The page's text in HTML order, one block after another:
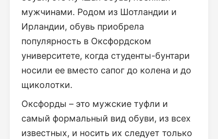
мужчинами. Родом из Шотландии и
Ирландии, обувь приобрела
популярность в Оксфордском
университете, когда студенты-бунтари
носили ее вместо сапог до колена и до
щиколотки.
Оксфорды – это мужские туфли и
самый формальный вид обуви, из всех
известных, и носить их следует только